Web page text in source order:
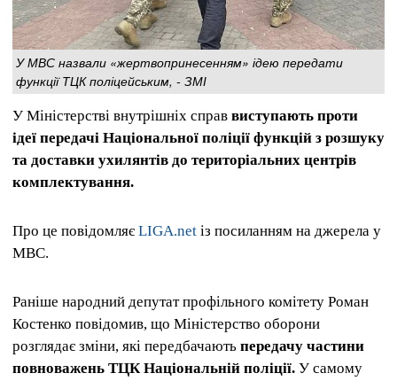
У МВС назвали «жертвопринесенням» ідею передати
функції ТЦК поліцейським, - ЗМІ
У Міністерстві внутрішніх справ виступають проти
ідеї передачі Національної поліції функцій з розшуку
та доставки ухилянтів до територіальних центрів
комплектування.
Про це повідомляє LIGA.net із посиланням на джерела у
МВС.
Раніше народний депутат профільного комітету Роман
Костенко повідомив, що Міністерство оборони
розглядає зміни, які передбачають передачу частини
повноважень ТЦК Національній поліції. У самому